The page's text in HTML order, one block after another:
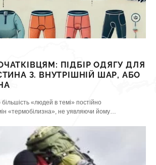
ПІДБІР ОДЯГУ ДЛЯ
3. ВНУТРІШНІЙ ШАР, АБО
«людей в темі» постійно
«термобілизна», не уявляючи йому
звір такий».